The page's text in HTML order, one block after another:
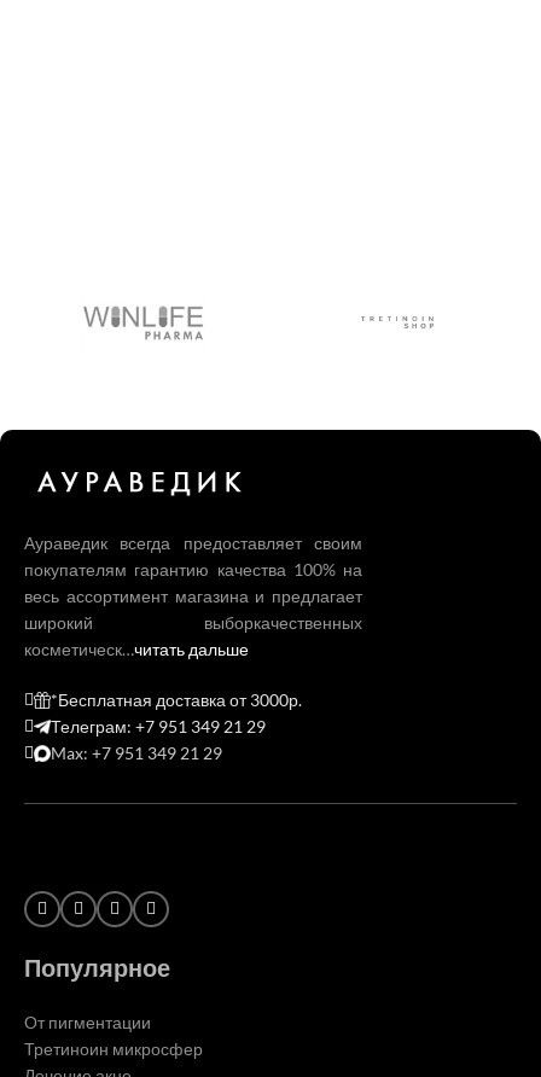
Аураведик всегда предоставляет своим
покупателям гарантию качества 100% на
весь ассортимент магазина и предлагает
широкий выборкачественных
косметическ…читать дальше
*Бесплатная доставка от 3000р.
Телеграм: +7 951 349 21 29
Max: +7 951 349 21 29
Популярное
От пигментации
Третиноин микросфер